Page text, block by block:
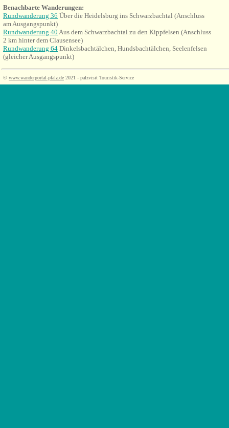
Benachbarte Wanderungen:
Rundwanderung 36 Über die Heidelsburg ins Schwarzbachtal (Anschluss
am Ausgangspunkt)
Rundwanderung 40 Aus dem Schwarzbachtal zu den Kippfelsen (Anschluss
2 km hinter dem Clausensee)
Rundwanderung 64 Dinkelsbachtälchen, Hundsbachtälchen, Seelenfelsen
(gleicher Ausgangspunkt)
© www.wanderportal-pfalz.de 2021 - palzvisit Touristik-Service